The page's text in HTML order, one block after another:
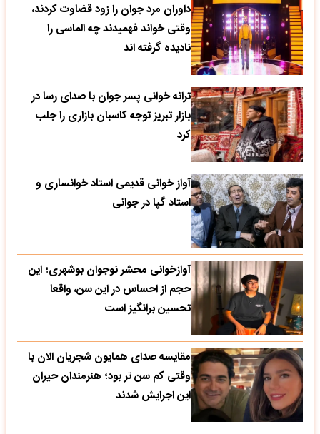
داوران مرد جوان را زود قضاوت کردند،
وقتی خواند فهمیدند چه الماسی را
نادیده گرفته اند
ترانه خوانی پسر جوان با صدای رسا در
بازار تبریز توجه کاسبان بازاری را جلب
کرد
آواز خوانی قدیمی استاد خوانساری و
استاد گپا در جوانی
آوازخوانی محشر نوجوان بوشهری؛ این
حجم از احساس در این سن، واقعا
تحسین‌ برانگیز است
مقایسه صدای همایون شجریان الان با
وقتی کم سن تر بود؛ هنرمندان حیران
این اجرایش شدند